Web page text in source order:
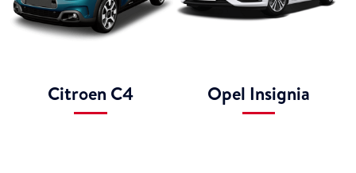
Citroen C4 Opel Insignia